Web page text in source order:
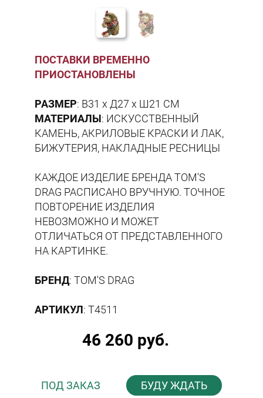
46 260 руб.
ПОД ЗАКАЗ БУДУ ЖДАТЬ
ПОСТАВКИ ВРЕМЕННО
ПРИОСТАНОВЛЕНЫ
РАЗМЕР: В31 x Д27 x Ш21 СМ
МАТЕРИАЛЫ: ИСКУССТВЕННЫЙ
КАМЕНЬ, АКРИЛОВЫЕ КРАСКИ И ЛАК,
БИЖУТЕРИЯ, НАКЛАДНЫЕ РЕСНИЦЫ
КАЖДОЕ ИЗДЕЛИЕ БРЕНДА TOM'S
DRAG РАСПИСАНО ВРУЧНУЮ. ТОЧНОЕ
ПОВТОРЕНИЕ ИЗДЕЛИЯ
НЕВОЗМОЖНО И МОЖЕТ
ОТЛИЧАТЬСЯ ОТ ПРЕДСТАВЛЕННОГО
НА КАРТИНКЕ.
БРЕНД: TOM'S DRAG
АРТИКУЛ: T4511